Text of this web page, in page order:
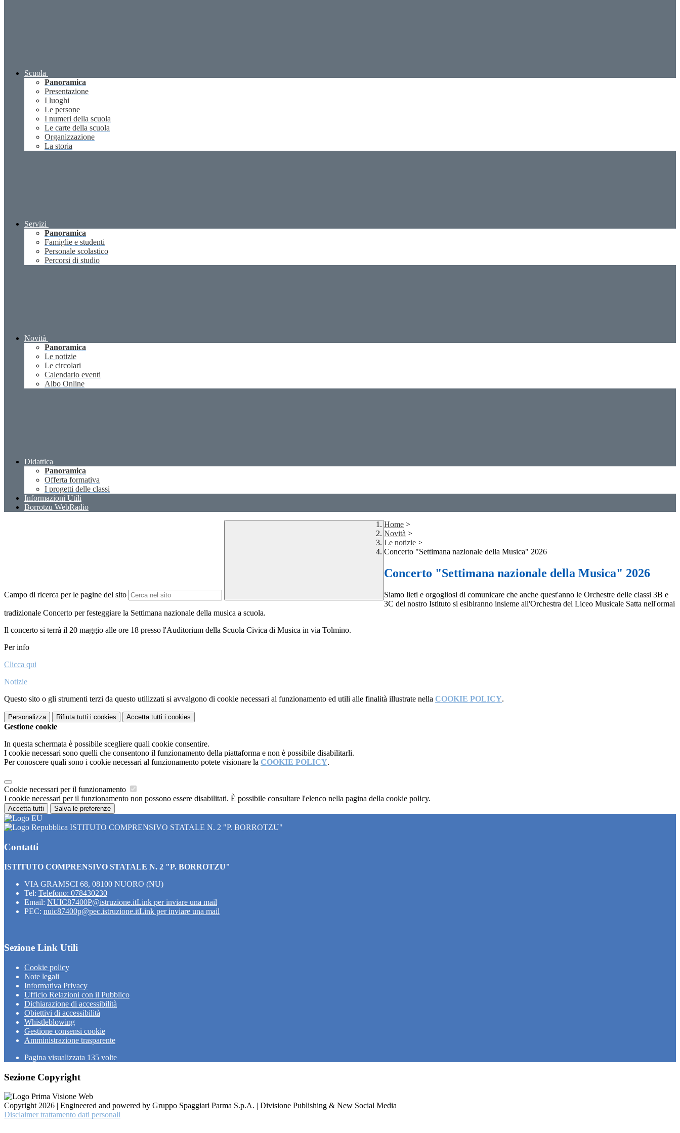
Scuola
Panoramica
Presentazione
I luoghi
Le persone
I numeri della scuola
Le carte della scuola
Organizzazione
La storia
Servizi
Panoramica
Famiglie e studenti
Personale scolastico
Percorsi di studio
Novità
Panoramica
Le notizie
Le circolari
Calendario eventi
Albo Online
Didattica
Panoramica
Offerta formativa
I progetti delle classi
Informazioni Utili
Borrotzu WebRadio
Campo di ricerca per le pagine del sito
Home >
Novità >
Le notizie >
Concerto "Settimana nazionale della Musica" 2026
Concerto "Settimana nazionale della Musica" 2026
Siamo lieti e orgogliosi di comunicare che anche quest'anno le Orchestre delle classi 3B e
3C del nostro Istituto si esibiranno insieme all'Orchestra del Liceo Musicale Satta nell'ormai
tradizionale Concerto per festeggiare la Settimana nazionale della musica a scuola.
Il concerto si terrà il 20 maggio alle ore 18 presso l'Auditorium della Scuola Civica di Musica in via Tolmino.
Per info
Clicca qui
Notizie
Questo sito o gli strumenti terzi da questo utilizzati si avvalgono di cookie necessari al funzionamento ed utili alle finalità illustrate nella COOKIE POLICY.
Personalizza Rifiuta tutti i cookies Accetta tutti i cookies
Gestione cookie
In questa schermata è possibile scegliere quali cookie consentire.
I cookie necessari sono quelli che consentono il funzionamento della piattaforma e non è possibile disabilitarli.
Per conoscere quali sono i cookie necessari al funzionamento potete visionare la COOKIE POLICY.
Cookie necessari per il funzionamento
I cookie necessari per il funzionamento non possono essere disabilitati. È possibile consultare l'elenco nella pagina della cookie policy.
Accetta tutti Salva le preferenze
ISTITUTO COMPRENSIVO STATALE N. 2 "P. BORROTZU"
Contatti
ISTITUTO COMPRENSIVO STATALE N. 2 "P. BORROTZU"
VIA GRAMSCI 68, 08100 NUORO (NU)
Tel: Telefono: 078430230
Email: NUIC87400P@istruzione.itLink per inviare una mail
PEC: nuic87400p@pec.istruzione.itLink per inviare una mail
Sezione Link Utili
Cookie policy
Note legali
Informativa Privacy
Ufficio Relazioni con il Pubblico
Dichiarazione di accessibilità
Obiettivi di accessibilità
Whistleblowing
Gestione consensi cookie
Amministrazione trasparente
Pagina visualizzata 135 volte
Sezione Copyright
Copyright 2026 | Engineered and powered by Gruppo Spaggiari Parma S.p.A. | Divisione Publishing & New Social Media
Disclaimer trattamento dati personali